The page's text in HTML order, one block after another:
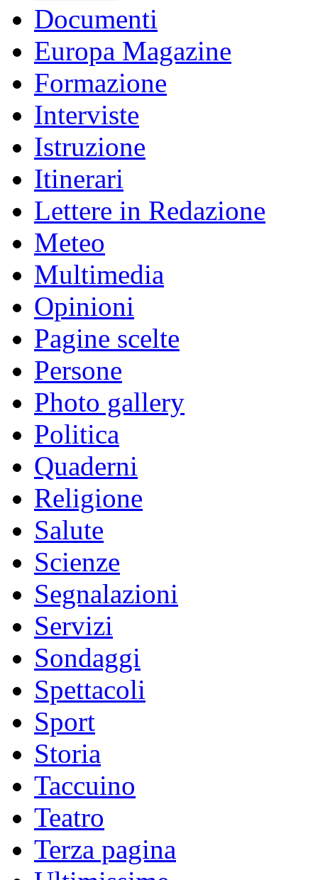
Documenti
Europa Magazine
Formazione
Interviste
Istruzione
Itinerari
Lettere in Redazione
Meteo
Multimedia
Opinioni
Pagine scelte
Persone
Photo gallery
Politica
Quaderni
Religione
Salute
Scienze
Segnalazioni
Servizi
Sondaggi
Spettacoli
Sport
Storia
Taccuino
Teatro
Terza pagina